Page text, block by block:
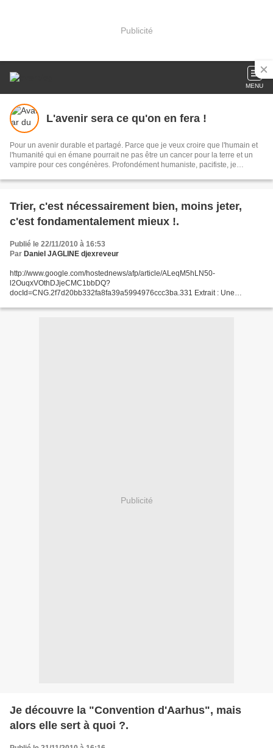
Publicité
MENU
L'avenir sera ce qu'on en fera !
Pour un avenir durable et partagé. Parce que je veux croire que l'humain et
l'humanité qui en émane pourrait ne pas être un cancer pour la terre et un
vampire pour ces congénères. Profondément humaniste, pacifiste, je
destruction systémique de notre écosystème nourricier qu'est la planète. Je
humaine car toute vie est interdépendante des autres. Et rappelons nous, la
seule énergie qui n'émet pas de GES est celle qu'on utilise pas ! Le
superflue de nos consommations c'est de l'énergie vitale que nous volons à
Trier, c'est nécessairement bien, moins jeter,
c'est fondamentalement mieux !.
Publié le 22/11/2010 à 16:53
Par Daniel JAGLINE djexreveur
http://www.google.com/hostednews/afp/article/ALeqM5hLN50-
l2OuqxVOthDJjeCMC1bbDQ?
docId=CNG.2f7d20bb332fa8fa39a5994976ccc3ba.331 Extrait : Une
SNEGAROFF (AFP) – Il y a 3 jours PARIS — Les...
Publicité
Je découvre la "Convention d'Aarhus", mais
alors elle sert à quoi ?.